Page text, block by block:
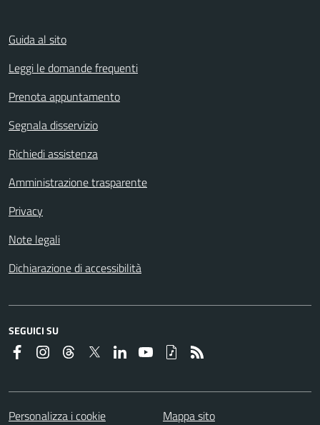
Guida al sito
Leggi le domande frequenti
Prenota appuntamento
Segnala disservizio
Richiedi assistenza
Amministrazione trasparente
Privacy
Note legali
Dichiarazione di accessibilità
SEGUICI SU
Personalizza i cookie Mappa sito